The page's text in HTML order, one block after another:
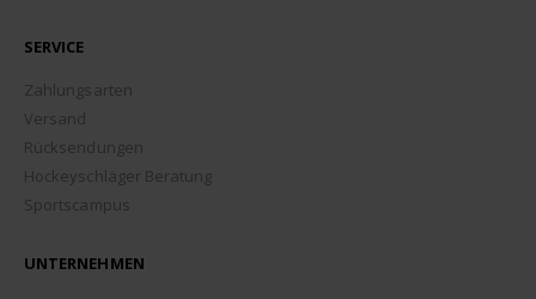
SERVICE
Zahlungsarten
Versand
Rücksendungen
Hockeyschläger Beratung
Sportscampus
UNTERNEHMEN